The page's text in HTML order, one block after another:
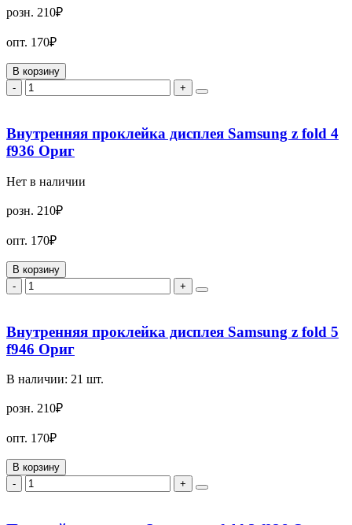
розн. 210₽
опт. 170₽
В корзину
-
+
Внутренняя проклейка дисплея Samsung z fold 4
f936 Ориг
Нет в наличии
розн. 210₽
опт. 170₽
В корзину
-
+
Внутренняя проклейка дисплея Samsung z fold 5
f946 Ориг
В наличии: 21 шт.
розн. 210₽
опт. 170₽
В корзину
-
+